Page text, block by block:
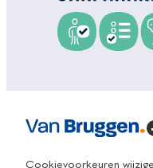
Cookievoorkeuren